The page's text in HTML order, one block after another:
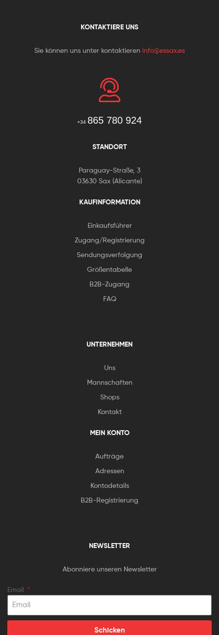
KONTAKTIERE UNS
Sie können uns unter kontaktieren info@essax.es
+34 865 780 924
STANDORT
Paraguay-Straße, 3
03630 Sax (Alicante)
KAUFINFORMATION
Einkaufsführer
Zugang/Registrierung
Sendungsverfolgung
Größentabelle
B2B-Zugang
FAQ
UNTERNEHMEN
Uns
Mannschaften
Shops
Kontakt
MEIN KONTO
Aufträge
Adressen
Kontodetails
B2B-Registrierung
NEWSLETTER
Abonniere unseren Newsletter
Email
Schicken